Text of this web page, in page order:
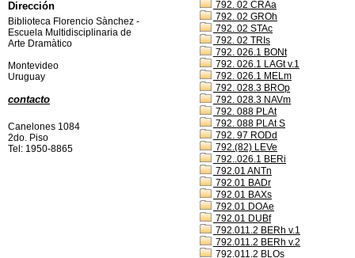
792. 02 CRAa
792. 02 GROh
792. 02 STAc
792. 02 TRIs
792. 026.1 BONt
792. 026.1 LAGt v.1
792. 026.1 MELm
792. 028.3 BROp
792. 028.3 NAVm
792. 088 PLAt
792. 088 PLAt S
792. 97 RODd
792.(82) LEVe
792..026.1 BERi
792.01 ANTn
792.01 BADr
792.01 BAXs
792.01 DOAe
792.01 DUBf
792.011.2 BERh v.1
792.011.2 BERh v.2
792.011.2 BLOs
Dirección
Biblioteca Florencio Sànchez -
Escuela Multidisciplinaria de
Arte Dramàtico
Montevideo
Uruguay
contacto
Canelones 1084
2do. Piso
Tel: 1950-8865